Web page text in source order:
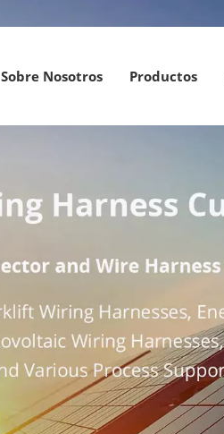
Sobre Nosotros Productos